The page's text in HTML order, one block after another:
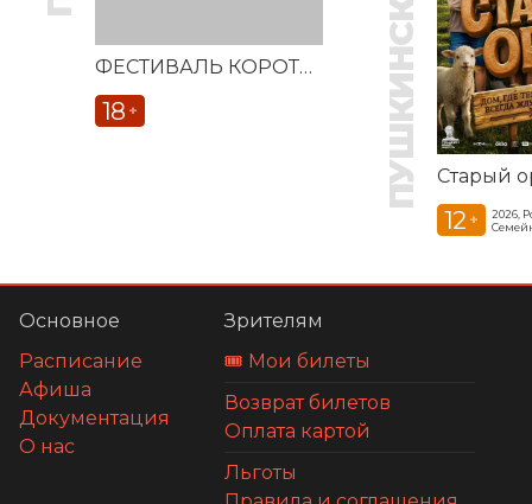
ФЕСТИВАЛЬ КОРОТКОМЕТРАЖНЫХ ФИЛЬМОВ «ВЕСТОЧКА»
18 +
Старый
12 +
2026,
Основное
Расписание
Афиша
Документация
О нас
Зрителям
🎟️ Мои билеты
Возврат билетов
Оплата картой
Льготы